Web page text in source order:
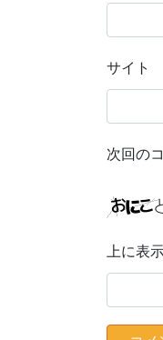
サイト
次回の
上に表